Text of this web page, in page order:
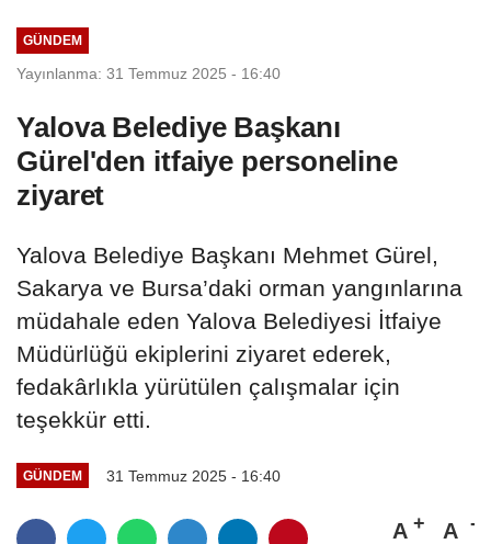
GÜNDEM
Yayınlanma: 31 Temmuz 2025 - 16:40
Yalova Belediye Başkanı
Gürel'den itfaiye personeline
ziyaret
Yalova Belediye Başkanı Mehmet Gürel,
Sakarya ve Bursa’daki orman yangınlarına
müdahale eden Yalova Belediyesi İtfaiye
Müdürlüğü ekiplerini ziyaret ederek,
fedakârlıkla yürütülen çalışmalar için
teşekkür etti.
GÜNDEM 31 Temmuz 2025 - 16:40
A A